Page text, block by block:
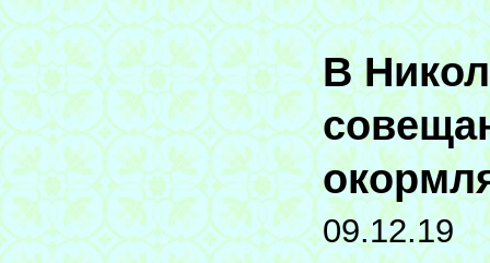
В
09.12.19